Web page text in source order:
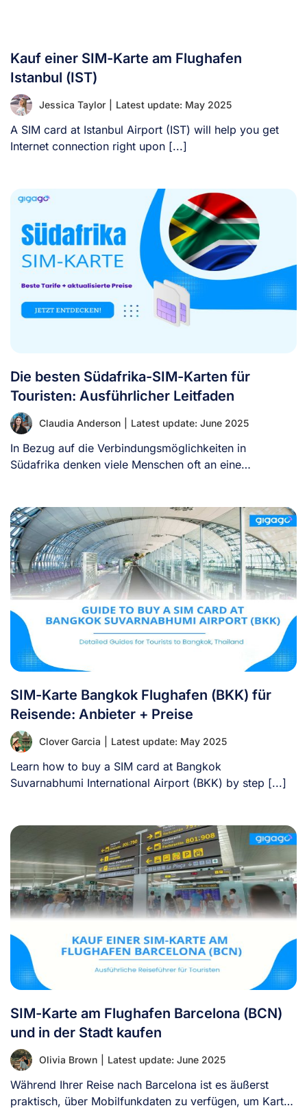
Kauf einer SIM-Karte am Flughafen
Istanbul (IST)
Jessica Taylor Latest update: May 2025
A SIM card at Istanbul Airport (IST) will help you get
Internet connection right upon [...]
Die besten Südafrika-SIM-Karten für
Touristen: Ausführlicher Leitfaden
Claudia Anderson Latest update: June 2025
In Bezug auf die Verbindungsmöglichkeiten in
Südafrika denken viele Menschen oft an eine
SIM-Karte Bangkok Flughafen (BKK) für
Reisende: Anbieter + Preise
Clover Garcia Latest update: May 2025
Learn how to buy a SIM card at Bangkok
Suvarnabhumi International Airport (BKK) by step [...]
SIM-Karte am Flughafen Barcelona (BCN)
und in der Stadt kaufen
Olivia Brown Latest update: June 2025
Während Ihrer Reise nach Barcelona ist es äußerst
praktisch, über Mobilfunkdaten zu verfügen, um Karten